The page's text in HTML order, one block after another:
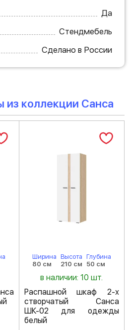
Да
Стендмебель
Сделано в России
из коллекции Санса
Ширина
80 см
Высота
210 см
Глубина
50 см
в наличии: 10 шт.
Распашной шкаф 2-х
створчатый Санса
ШК-02 для одежды
белый